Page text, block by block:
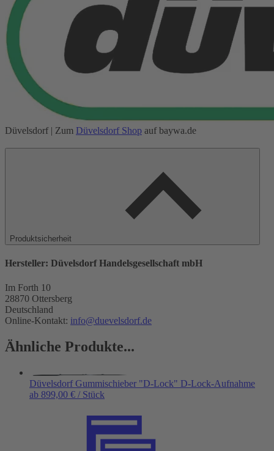
Düvelsdorf | Zum Düvelsdorf Shop auf baywa.de
Produktsicherheit
Hersteller: Düvelsdorf Handelsgesellschaft mbH
Im Forth 10
28870 Ottersberg
Deutschland
Online-Kontakt: info@duevelsdorf.de
Ähnliche Produkte...
Düvelsdorf Gummischieber "D-Lock" D-Lock-Aufnahme
ab 899,00 € / Stück